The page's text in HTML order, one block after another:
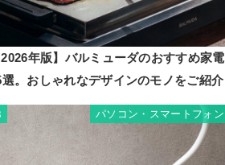
年版】バルミューダのおすすめ家電
選。おしゃれなデザインのモノをご紹介
パソコン・スマートフォン